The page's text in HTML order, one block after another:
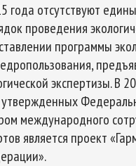
года отсутствуют
проведения
программы
экспертизы. В
международного
является проект